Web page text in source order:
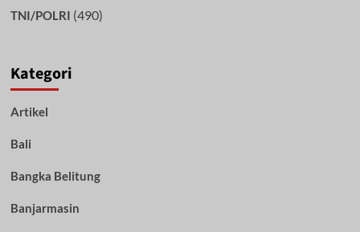
TNI/POLRI (490)
Kategori
Artikel
Bali
Bangka Belitung
Banjarmasin